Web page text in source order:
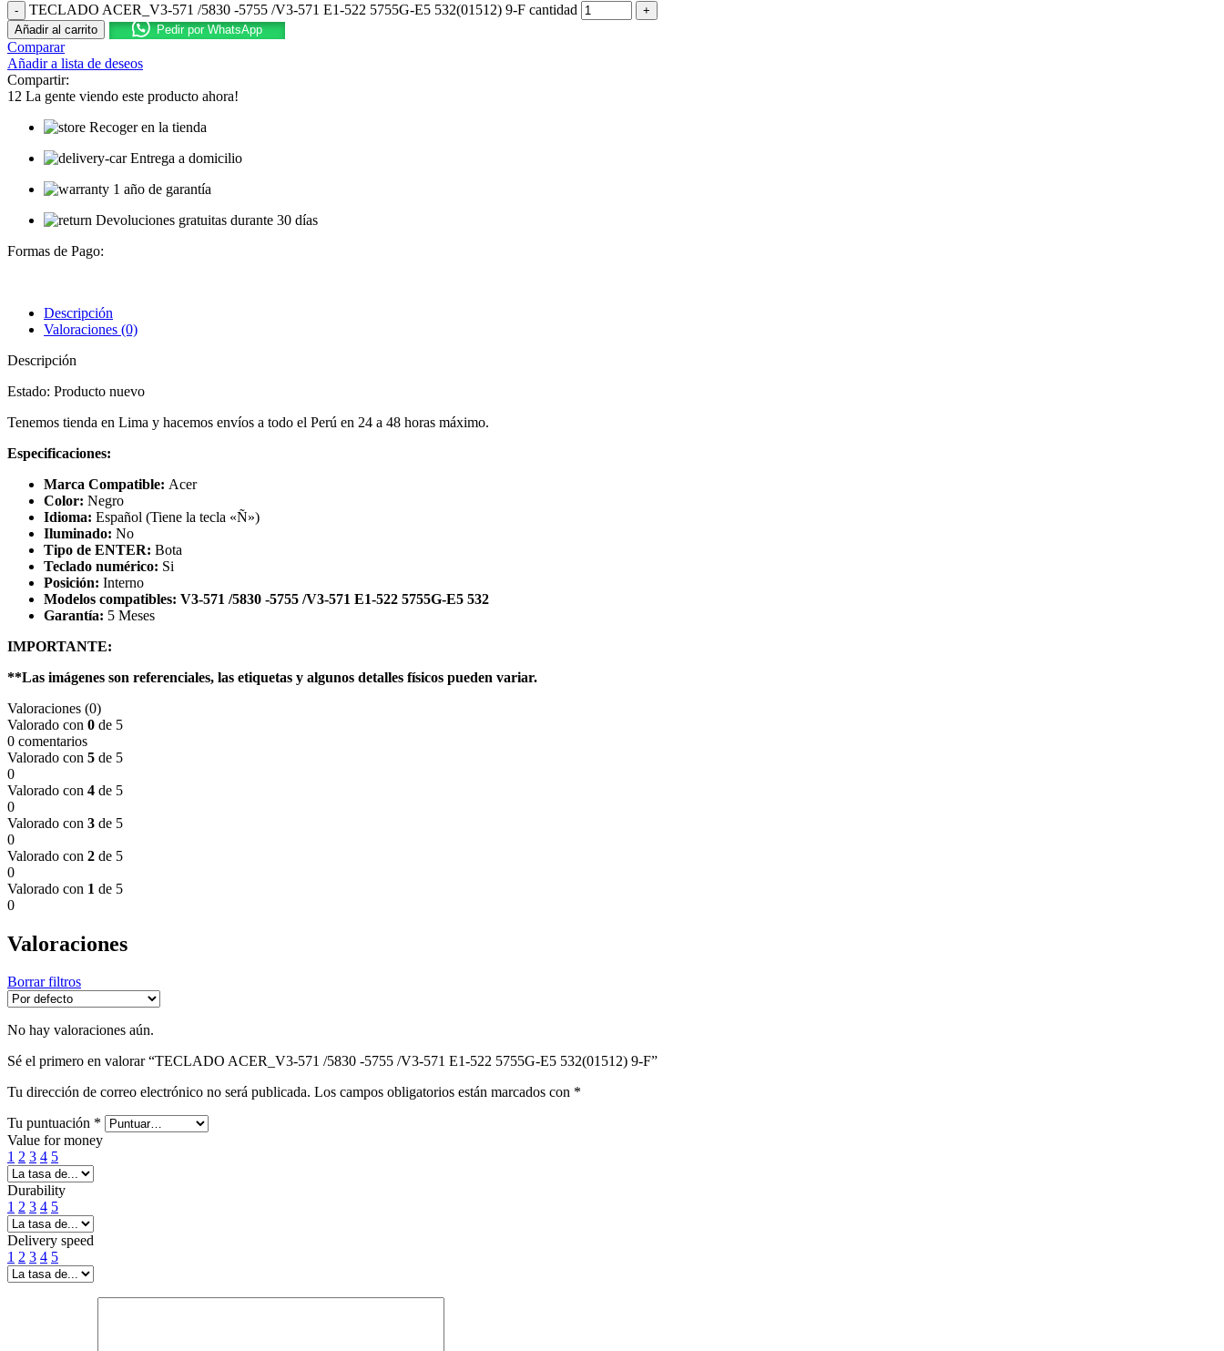
TECLADO ACER_V3-571 /5830 -5755 /V3-571 E1-522 5755G-E5 532(01512) 9-F cantidad
Añadir al carrito Pedir por WhatsApp
Comparar
Añadir a lista de deseos
Compartir:
12 La gente viendo este producto ahora!
Recoger en la tienda
Entrega a domicilio
1 año de garantía
Devoluciones gratuitas durante 30 días
Formas de Pago:
Descripción
Valoraciones (0)
Descripción
Estado: Producto nuevo
Tenemos tienda en Lima y hacemos envíos a todo el Perú en 24 a 48 horas máximo.
Especificaciones:
Marca Compatible: Acer
Color: Negro
Idioma: Español (Tiene la tecla «Ñ»)
Iluminado: No
Tipo de ENTER: Bota
Teclado numérico: Si
Posición: Interno
Modelos compatibles: V3-571 /5830 -5755 /V3-571 E1-522 5755G-E5 532
Garantía: 5 Meses
IMPORTANTE:
**Las imágenes son referenciales, las etiquetas y algunos detalles físicos pueden variar.
Valoraciones (0)
Valorado con 0 de 5
0 comentarios
Valorado con 5 de 5
0
Valorado con 4 de 5
0
Valorado con 3 de 5
0
Valorado con 2 de 5
0
Valorado con 1 de 5
0
Valoraciones
Borrar filtros
No hay valoraciones aún.
Sé el primero en valorar “TECLADO ACER_V3-571 /5830 -5755 /V3-571 E1-522 5755G-E5 532(01512) 9-F”
Tu dirección de correo electrónico no será publicada. Los campos obligatorios están marcados con *
Tu puntuación *
Value for money
1 2 3 4 5
Durability
1 2 3 4 5
Delivery speed
1 2 3 4 5